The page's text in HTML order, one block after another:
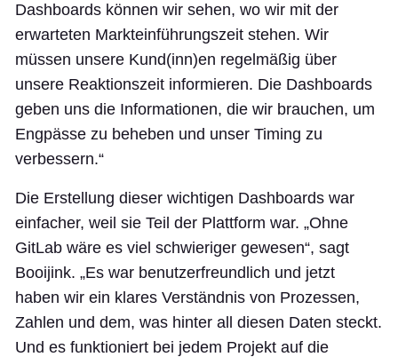
Dashboards können wir sehen, wo wir mit der
erwarteten Markteinführungszeit stehen. Wir
müssen unsere Kund(inn)en regelmäßig über
unsere Reaktionszeit informieren. Die Dashboards
geben uns die Informationen, die wir brauchen, um
Engpässe zu beheben und unser Timing zu
verbessern.“
Die Erstellung dieser wichtigen Dashboards war
einfacher, weil sie Teil der Plattform war. „Ohne
GitLab wäre es viel schwieriger gewesen“, sagt
Booijink. „Es war benutzerfreundlich und jetzt
haben wir ein klares Verständnis von Prozessen,
Zahlen und dem, was hinter all diesen Daten steckt.
Und es funktioniert bei jedem Projekt auf die